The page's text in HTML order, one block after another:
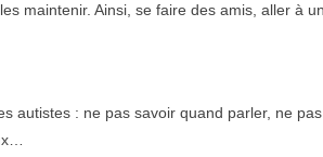
maintenir. Ainsi, se faire des amis, aller à
autistes : ne pas savoir quand parler, ne pas